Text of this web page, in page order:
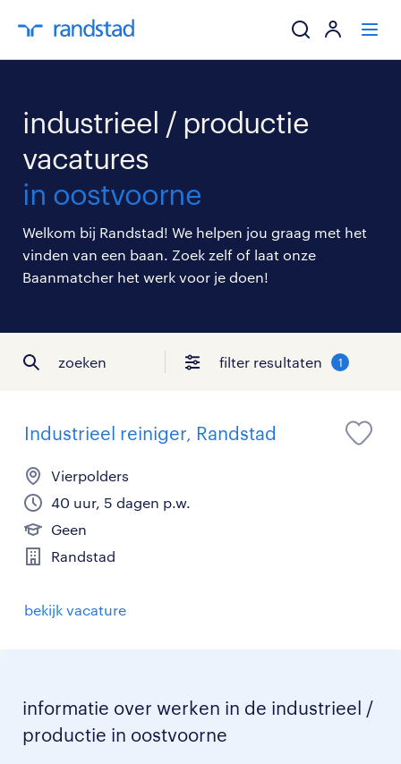
ik zoek een
over randstad
industrieel / productie
vacatures
in oostvoorne
Welkom bij Randstad! We helpen jou graag met het
vinden van een baan. Zoek zelf of laat onze
Baanmatcher het werk voor je doen!
zoeken filter resultaten 1
Industrieel reiniger, Randstad
Vierpolders
40 uur, 5 dagen p.w.
Geen
Randstad
bekijk vacature
informatie over werken in de industrieel /
productie in oostvoorne